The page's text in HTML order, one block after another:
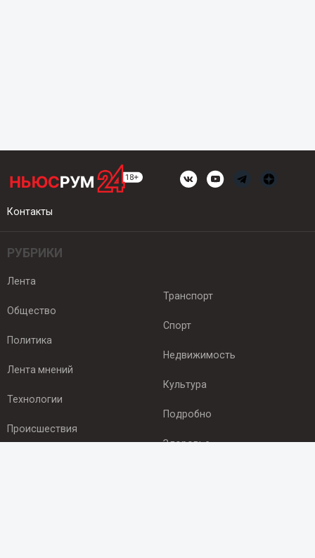
Контакты
РУБРИКИ
Лента
Общество
Политика
Лента мнений
Технологии
Происшествия
Транспорт
Спорт
Недвижимость
Культура
Подробно
Здоровье